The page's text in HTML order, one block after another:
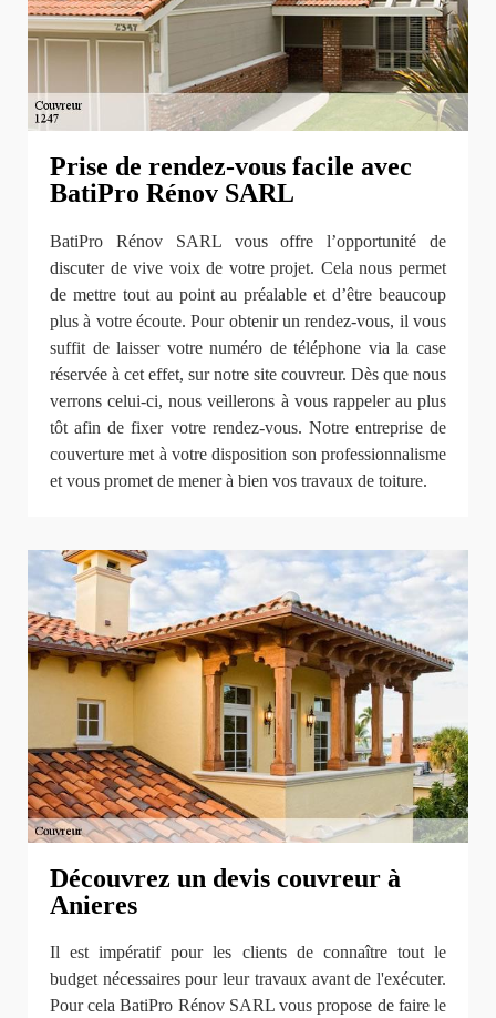
Prise de rendez-vous facile avec
BatiPro Rénov SARL
BatiPro Rénov SARL vous offre l’opportunité de
discuter de vive voix de votre projet. Cela nous permet
de mettre tout au point au préalable et d’être beaucoup
plus à votre écoute. Pour obtenir un rendez-vous, il vous
suffit de laisser votre numéro de téléphone via la case
réservée à cet effet, sur notre site couvreur. Dès que nous
verrons celui-ci, nous veillerons à vous rappeler au plus
tôt afin de fixer votre rendez-vous. Notre entreprise de
couverture met à votre disposition son professionnalisme
et vous promet de mener à bien vos travaux de toiture.
Découvrez un devis couvreur à
Anieres
Il est impératif pour les clients de connaître tout le
budget nécessaires pour leur travaux avant de l'exécuter.
Pour cela BatiPro Rénov SARL vous propose de faire le